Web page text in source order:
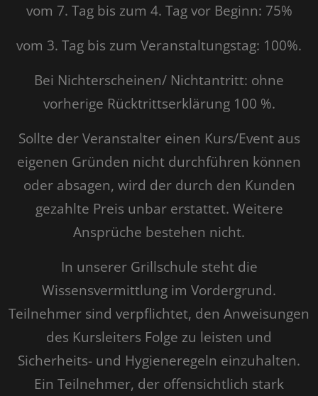
vom 7. Tag bis zum 4. Tag vor Beginn: 75%
vom 3. Tag bis zum Veranstaltungstag: 100%.
Bei Nichterscheinen/ Nichtantritt: ohne
vorherige Rücktrittserklärung 100 %.
Sollte der Veranstalter einen Kurs/Event aus
eigenen Gründen nicht durchführen können
oder absagen, wird der durch den Kunden
gezahlte Preis unbar erstattet. Weitere
Ansprüche bestehen nicht.
In unserer Grillschule steht die
Wissensvermittlung im Vordergrund.
Teilnehmer sind verpflichtet, den Anweisungen
des Kursleiters Folge zu leisten und
Sicherheits- und Hygieneregeln einzuhalten.
Ein Teilnehmer, der offensichtlich stark